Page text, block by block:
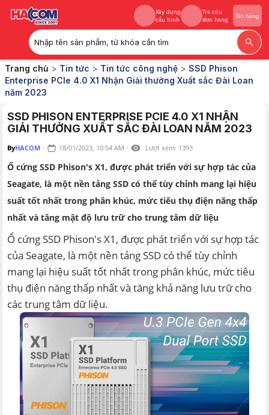
Xây dựng
cấu hình
Tra cứu
đơn hàng
Giỏ hàng
Nhập tên sản phẩm, từ khóa cần tìm
Xây dựng
cấu hình
Tra cứu
đơn hàng
Trang chủ > Tin tức > Tin tức công nghệ > SSD Phison
Enterprise PCIe 4.0 X1 Nhận Giải thưởng Xuất sắc Đài Loan
năm 2023
SSD PHISON ENTERPRISE PCIE 4.0 X1 NHẬN
GIẢI THƯỞNG XUẤT SẮC ĐÀI LOAN NĂM 2023
ByHACOM · 18/01/2023, 10:54 AM · Lượt xem: 1393
Ổ cứng SSD Phison's X1, được phát triển với sự hợp tác của
Seagate, là một nền tảng SSD có thể tùy chỉnh mang lại hiệu
suất tốt nhất trong phân khúc, mức tiêu thụ điện năng thấp
nhất và tăng mật độ lưu trữ cho trung tâm dữ liệu
Ổ cứng SSD Phison's X1, được phát triển với sự hợp tác
của Seagate, là một nền tảng SSD có thể tùy chỉnh
mang lại hiệu suất tốt nhất trong phân khúc, mức tiêu
thụ điện năng thấp nhất và tăng khả năng lưu trữ cho
các trung tâm dữ liệu.